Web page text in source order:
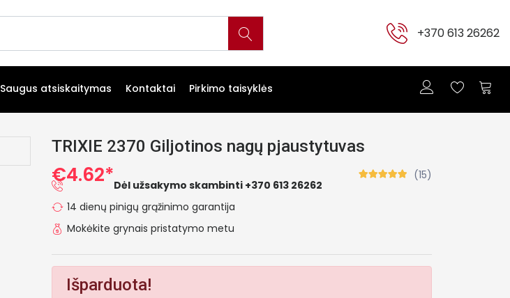
+370 613 26262
Saugus atsiskaitymas Kontaktai Pirkimo taisyklės
TRIXIE 2370 Giljotinos nagų pjaustytuvas
€4.62* (15)
Dėl užsakymo skambinti +370 613 26262
14 dienų pinigų grąžinimo garantija
Mokėkite grynais pristatymo metu
Išparduota!